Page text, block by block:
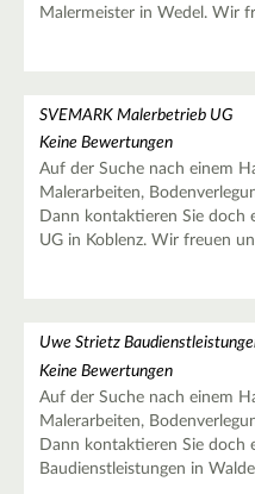
Malermeister in Wedel. Wir
SVEMARK Malerbetrieb UG
Keine Bewertungen
Auf der Suche nach einem
Malerarbeiten,
Dann kontaktieren Sie doch
UG in Koblenz. Wir freuen
Uwe Strietz
Keine Bewertungen
Auf der Suche nach einem
Malerarbeiten,
Dann kontaktieren Sie doch
Baudienstleistungen in